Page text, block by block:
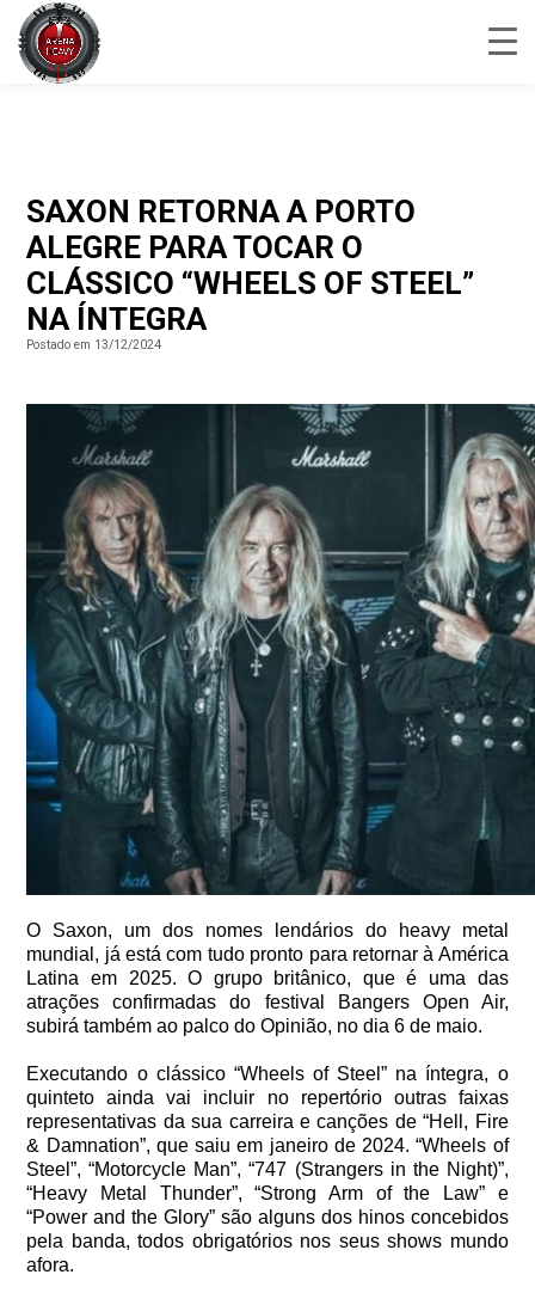
SAXON RETORNA A PORTO
ALEGRE PARA TOCAR O
CLÁSSICO “WHEELS OF STEEL”
NA ÍNTEGRA
Postado em 13/12/2024
O Saxon, um dos nomes lendários do heavy metal
mundial, já está com tudo pronto para retornar à América
Latina em 2025. O grupo britânico, que é uma das
atrações confirmadas do festival Bangers Open Air,
subirá também ao palco do Opinião, no dia 6 de maio.
Executando o clássico “Wheels of Steel” na íntegra, o
quinteto ainda vai incluir no repertório outras faixas
representativas da sua carreira e canções de “Hell, Fire
& Damnation”, que saiu em janeiro de 2024. “Wheels of
Steel”, “Motorcycle Man”, “747 (Strangers in the Night)”,
“Heavy Metal Thunder”, “Strong Arm of the Law” e
“Power and the Glory” são alguns dos hinos concebidos
pela banda, todos obrigatórios nos seus shows mundo
afora.